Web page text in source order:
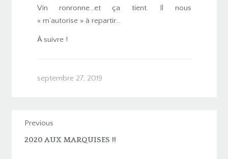
Vin ronronne…et ça tient. Il nous
« m’autorise » à repartir…
À suivre !
septembre 27, 2019
Previous
2020 AUX MARQUISES !!